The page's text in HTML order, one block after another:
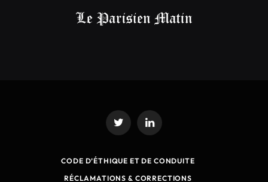
Twitter LinkedIn
CODE D’ÉTHIQUE ET DE CONDUITE
RÉCLAMATIONS & CORRECTIONS